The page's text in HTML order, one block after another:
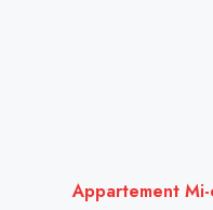
Appartement